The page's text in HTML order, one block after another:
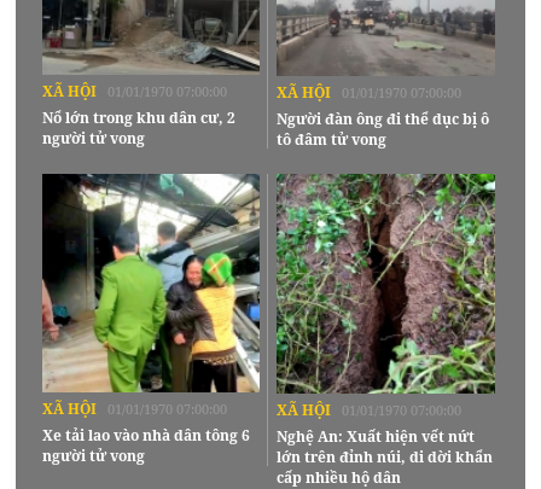
XÃ HỘI 01/01/1970 07:00:00
Nổ lớn trong khu dân cư, 2
người tử vong
XÃ HỘI 01/01/1970 07:00:00
Người đàn ông đi thể dục bị ô
tô đâm tử vong
XÃ HỘI 01/01/1970 07:00:00
Xe tải lao vào nhà dân tông 6
người tử vong
XÃ HỘI 01/01/1970 07:00:00
Nghệ An: Xuất hiện vết nứt
lớn trên đỉnh núi, di dời khẩn
cấp nhiều hộ dân